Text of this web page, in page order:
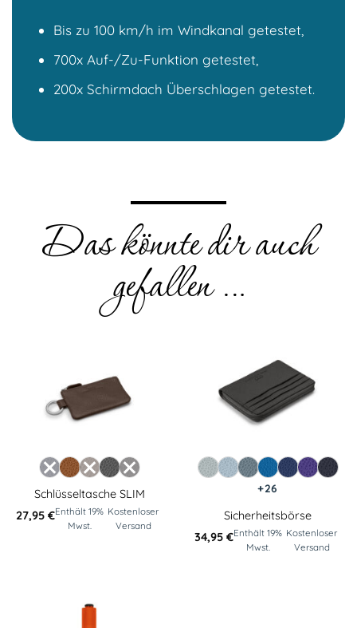
Bis zu 100 km/h im Windkanal getestet,
700x Auf-/Zu-Funktion getestet,
200x Schirmdach Überschlagen getestet.
Das könnte dir auch
gefallen …
Schlüsseltasche SLIM
27,95 €Enthält 19%
Mwst.
Kostenloser
Versand
+26
Sicherheitsbörse
34,95 €Enthält 19%
Mwst.
Kostenloser
Versand